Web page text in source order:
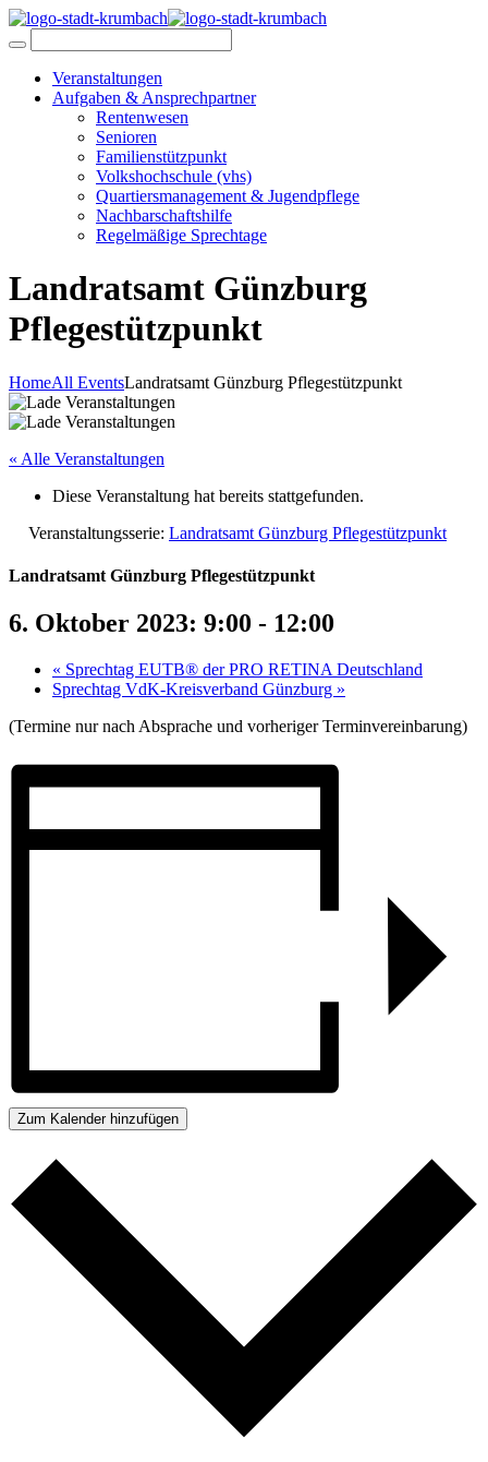
Veranstaltungen
Aufgaben & Ansprechpartner
Rentenwesen
Senioren
Familienstützpunkt
Volkshochschule (vhs)
Quartiersmanagement & Jugendpflege
Nachbarschaftshilfe
Regelmäßige Sprechtage
Landratsamt Günzburg
Pflegestützpunkt
HomeAll EventsLandratsamt Günzburg Pflegestützpunkt
« Alle Veranstaltungen
Diese Veranstaltung hat bereits stattgefunden.
Veranstaltungsserie: Landratsamt Günzburg Pflegestützpunkt
Landratsamt Günzburg Pflegestützpunkt
6. Oktober 2023: 9:00 - 12:00
« Sprechtag EUTB® der PRO RETINA Deutschland
Sprechtag VdK-Kreisverband Günzburg »
(Termine nur nach Absprache und vorheriger Terminvereinbarung)
Zum Kalender hinzufügen